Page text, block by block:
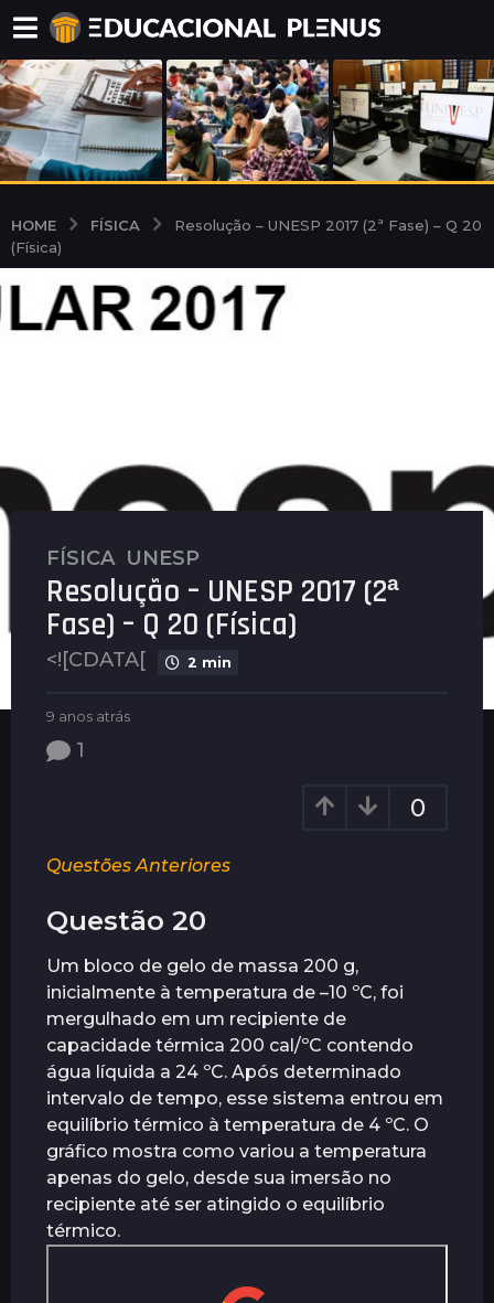
HOME FÍSICA
Resolução – UNESP 2017 (2ª Fase) – Q 20
(Física)
9
a
n
o
s
t
r
n
s
a
t
s
FÍSICA ,UNESP
Resolução – UNESP 2017 (2ª
Fase) – Q 20 (Física)
<![CDATA[ 2 min
b
P
s
9 anos atrás
r
1
0
Questões Anteriores
Questão 20
Um bloco de gelo de massa 200 g,
inicialmente à temperatura de –10 ºC, foi
mergulhado em um recipiente de
capacidade térmica 200 cal/ºC contendo
água líquida a 24 ºC. Após determinado
intervalo de tempo, esse sistema entrou em
equilíbrio térmico à temperatura de 4 ºC. O
gráfico mostra como variou a temperatura
apenas do gelo, desde sua imersão no
recipiente até ser atingido o equilíbrio
térmico.